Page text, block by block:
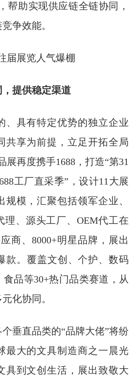
帮助实现供应链全链协同，
争效能。
展览人气爆棚
提供稳定渠道
具有特定优势的独立企业
共享为前提，立足开拓全局
展再度携手1688，打造“第31
工厂直采季”，设计11大展
规模，汇聚包括领军企业、
理、源头工厂、OEM代工在
商、8000+明星品牌，展出
款。覆盖文创、个护、数码
品等30+热门品类赛道，从
化协同。
直品类的“品牌大佬”将纷
最大的文具制造商之一晨光
具到文创生活，展出致敬大